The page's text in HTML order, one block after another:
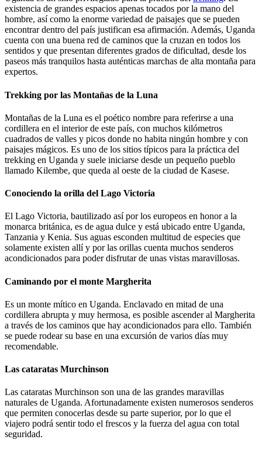
existencia de grandes espacios apenas tocados por la mano del
hombre, así como la enorme variedad de paisajes que se pueden
encontrar dentro del país justifican esa afirmación. Además, Uganda
cuenta con una buena red de caminos que la cruzan en todos los
sentidos y que presentan diferentes grados de dificultad, desde los
paseos más tranquilos hasta auténticas marchas de alta montaña para
expertos.
Trekking por las Montañas de la Luna
Montañas de la Luna es el poético nombre para referirse a una
cordillera en el interior de este país, con muchos kilómetros
cuadrados de valles y picos donde no habita ningún hombre y con
paisajes mágicos. Es uno de los sitios típicos para la práctica del
trekking en Uganda y suele iniciarse desde un pequeño pueblo
llamado Kilembe, que queda al oeste de la ciudad de Kasese.
Conociendo la orilla del Lago Victoria
El Lago Victoria, bautilizado así por los europeos en honor a la
monarca británica, es de agua dulce y está ubicado entre Uganda,
Tanzania y Kenia. Sus aguas esconden multitud de especies que
solamente existen allí y por las orillas cuenta muchos senderos
acondicionados para poder disfrutar de unas vistas maravillosas.
Caminando por el monte Margherita
Es un monte mítico en Uganda. Enclavado en mitad de una
cordillera abrupta y muy hermosa, es posible ascender al Margherita
a través de los caminos que hay acondicionados para ello. También
se puede rodear su base en una excursión de varios días muy
recomendable.
Las cataratas Murchinson
Las cataratas Murchinson son una de las grandes maravillas
naturales de Uganda. Afortunadamente existen numerosos senderos
que permiten conocerlas desde su parte superior, por lo que el
viajero podrá sentir todo el frescos y la fuerza del agua con total
seguridad.